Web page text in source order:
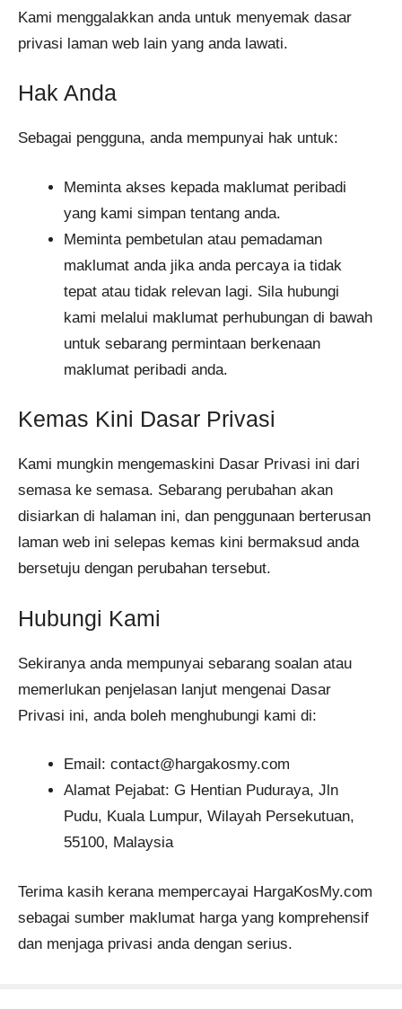
Kami menggalakkan anda untuk menyemak dasar
privasi laman web lain yang anda lawati.
Hak Anda
Sebagai pengguna, anda mempunyai hak untuk:
Meminta akses kepada maklumat peribadi
yang kami simpan tentang anda.
Meminta pembetulan atau pemadaman
maklumat anda jika anda percaya ia tidak
tepat atau tidak relevan lagi. Sila hubungi
kami melalui maklumat perhubungan di bawah
untuk sebarang permintaan berkenaan
maklumat peribadi anda.
Kemas Kini Dasar Privasi
Kami mungkin mengemaskini Dasar Privasi ini dari
semasa ke semasa. Sebarang perubahan akan
disiarkan di halaman ini, dan penggunaan berterusan
laman web ini selepas kemas kini bermaksud anda
bersetuju dengan perubahan tersebut.
Hubungi Kami
Sekiranya anda mempunyai sebarang soalan atau
memerlukan penjelasan lanjut mengenai Dasar
Privasi ini, anda boleh menghubungi kami di:
Email: contact@hargakosmy.com
Alamat Pejabat: G Hentian Puduraya, Jln
Pudu, Kuala Lumpur, Wilayah Persekutuan,
55100, Malaysia
Terima kasih kerana mempercayai HargaKosMy.com
sebagai sumber maklumat harga yang komprehensif
dan menjaga privasi anda dengan serius.